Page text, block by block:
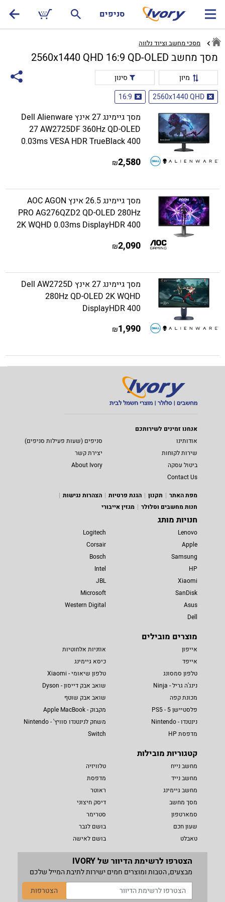
סניפים
מסכי מחשב וציוד נלווה
מסך מחשב 2560x1440 QHD 16:9 QD-OLED
מיון
סינון
2560x1440 QHD
16:9
מסך גיימינג 27 אינץ Dell Alienware
27 AW2725DF 360Hz QD-OLED
0.03ms VESA HDR TrueBlack 400
2,580
₪
מסך גיימינג 26.5 אינץ AOC AGON
PRO AG276QZD2 QD-OLED 280Hz
2K WQHD 0.03ms DisplayHDR 400
2,090
₪
מסך גיימינג 27 אינץ Dell AW2725D
280Hz QD-OLED 2K WQHD
DisplayHDR 400
1,990
₪
אנחנו זמינים לשירותכם
אודותינו
סניפים (שעות פעילות סניפים)
שירות לקוחות
יצירת קשר
ביטול עסקה
About Ivory
Contact Us
מפת האתר
תקנון הגנת פרטיות
הצהרות נגישות
חנות מחשבים וסלולר
מגזין אייבורי
חנויות מותג
Lenovo
Apple
Samsung
HP
Xiaomi
SanDisk
Asus
Dell
Logitech
Corsair
Bosch
Intel
JBL
Microsoft
Western Digital
מוצרים מובילים
אייפון
אייפד
טלפון סמסונג
נינג'ה גריל - Ninja
מכונת קפה
פלסטיישן 5 - PS5
נינטנדו - Nintendo
מדפסת HP
אוזניות אלחוטיות
כיסא גיימינג
טלפון שיאומי - Xiaomi
שואב אבק דייסון - Dyson
שואב אבק שוטף
מקבוק - Apple MacBook
משחק לנינטנדו סוויץ' - Nintendo
Switch
קטגוריות מובילות
מחשב נייח
מחשב נייד
מחשב גיימינג
מסך מחשב
סמארטפון
שעון חכם
טאבלט
טלוויזיה
מדפסת
ראוטר
דיסק חיצוני
סטרימר
בושם לגבר
בושם לאישה
הצטרפו לרשימת הדיוור של IVORY
מבצעים, הטבות ומוצרים חמים ישירות לתיבת המייל שלכם
הצטרפות